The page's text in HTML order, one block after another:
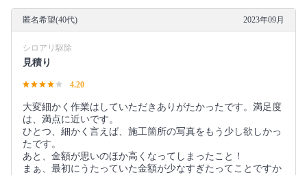
匿名希望(40代) 2023年09月
シロアリ駆除
見積り
4.20
大変細かく作業はしていただきありがたかったです。満足度
は、満点に近いです。
ひとつ、細かく言えば、施工箇所の写真をもう少し欲しかっ
たです。
あと、金額が思いのほか高くなってしまったこと！
まぁ、最初にうたっていた金額が少なすぎたってことですか